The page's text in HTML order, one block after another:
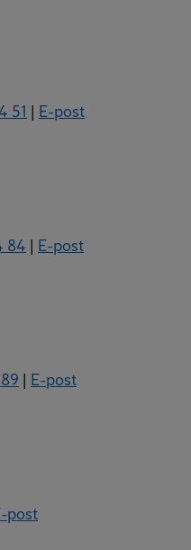
51 | E-post
84 | E-post
| E-post
post